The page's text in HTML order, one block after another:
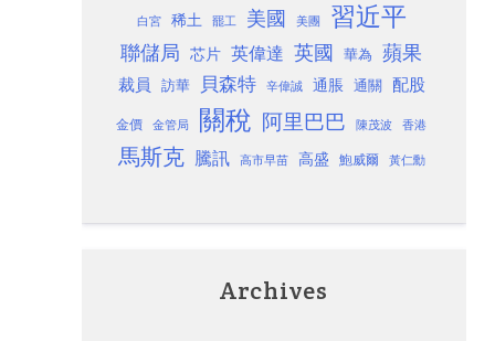
白宮 稀土 罷工 美國 美團 習近平
聯儲局 芯片 英偉達 英國 華為 蘋果
裁員 訪華 貝森特 辛偉誠 通脹 通關 配股
金價 金管局 關稅 阿里巴巴 陳茂波 香港
馬斯克 騰訊 高市早苗 高盛 鮑威爾 黃仁勳
Archives